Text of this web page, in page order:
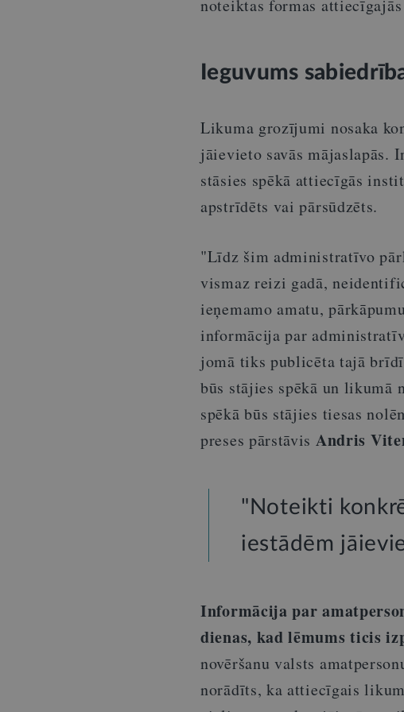
noteiktas formas
Ieguvums
Likuma grozījumi nosaka
jāievieto savās mājaslapās.
stāsies spēkā attiecīgās
apstrīdēts vai pārsūdzēts.
"Līdz šim administratīvo
vismaz reizi gadā,
ieņemamo amatu,
informācija par
jomā tiks publicēta tajā
būs stājies spēkā un likumā
spēkā būs stājies tiesas
preses pārstāvis Andris
"Noteikti
iestādēm
Informācija par
dienas, kad lēmums ticis
novēršanu valsts
norādīts, ka attiecīgais